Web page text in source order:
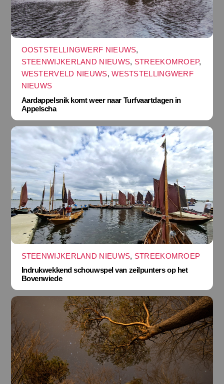
OOSTSTELLINGWERF NIEUWS,
STEENWIJKERLAND NIEUWS, STREEKOMROEP,
WESTERVELD NIEUWS,WESTSTELLINGWERF
NIEUWS
Aardappelsnik komt weer naar Turfvaartdagen in
Appelscha
STEENWIJKERLAND NIEUWS, STREEKOMROEP
Indrukwekkend schouwspel van zeilpunters op het
Bovenwiede